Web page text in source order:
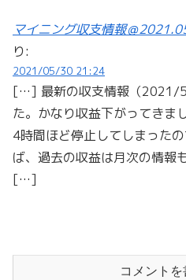
マイニング収支情報＠
り:
2021/05/30 21:24
[…] 最新の収支情報（2021/
た。かなり収益下がってき
4時間ほど停止してしまった
ば、過去の収益は月次の情報
[…]
コメント